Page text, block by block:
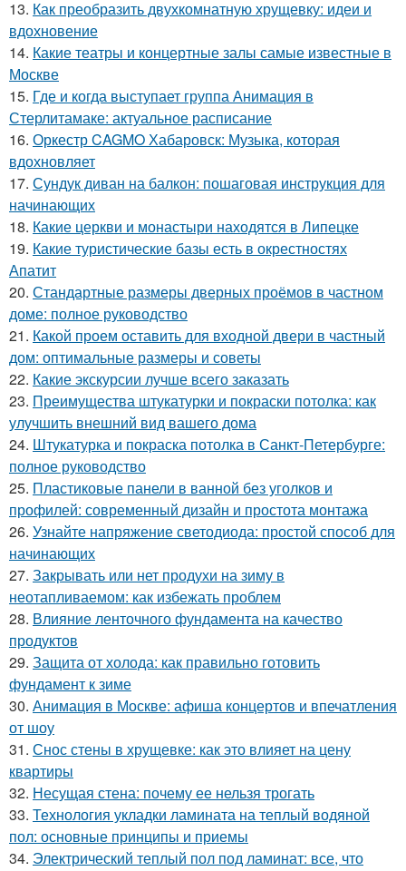
13. Как преобразить двухкомнатную хрущевку: идеи и
вдохновение
14. Какие театры и концертные залы самые известные в
Москве
15. Где и когда выступает группа Анимация в
Стерлитамаке: актуальное расписание
16. Оркестр CAGMO Хабаровск: Музыка, которая
вдохновляет
17. Сундук диван на балкон: пошаговая инструкция для
начинающих
18. Какие церкви и монастыри находятся в Липецке
19. Какие туристические базы есть в окрестностях
Апатит
20. Стандартные размеры дверных проёмов в частном
доме: полное руководство
21. Какой проем оставить для входной двери в частный
дом: оптимальные размеры и советы
22. Какие экскурсии лучше всего заказать
23. Преимущества штукатурки и покраски потолка: как
улучшить внешний вид вашего дома
24. Штукатурка и покраска потолка в Санкт-Петербурге:
полное руководство
25. Пластиковые панели в ванной без уголков и
профилей: современный дизайн и простота монтажа
26. Узнайте напряжение светодиода: простой способ для
начинающих
27. Закрывать или нет продухи на зиму в
неотапливаемом: как избежать проблем
28. Влияние ленточного фундамента на качество
продуктов
29. Защита от холода: как правильно готовить
фундамент к зиме
30. Анимация в Москве: афиша концертов и впечатления
от шоу
31. Снос стены в хрущевке: как это влияет на цену
квартиры
32. Несущая стена: почему ее нельзя трогать
33. Технология укладки ламината на теплый водяной
пол: основные принципы и приемы
34. Электрический теплый пол под ламинат: все, что